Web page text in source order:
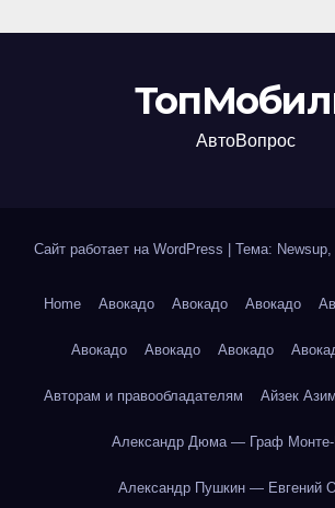
АвтоВопрос
Сайт работает на WordPress Тема: Newsup,
Home Авокадо Авокадо Авокадо
Авокадо Авокадо Авокадо
Авторам и правообладателям Айзек
Александр Дюма — Граф Монте-
Александр Пушкин — Евгений